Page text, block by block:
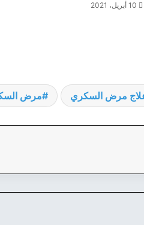
10 أبريل، 2021
مرض السكري مرض